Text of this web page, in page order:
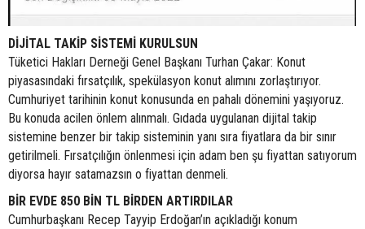
DİJİTAL TAKİP SİSTEMİ KURULSUN
Tüketici Hakları Derneği Genel Başkanı Turhan Çakar: Konut
piyasasındaki fırsatçılık, spekülasyon konut alımını zorlaştırıyor.
Cumhuriyet tarihinin konut konusunda en pahalı dönemini yaşıyoruz.
Bu konuda acilen önlem alınmalı. Gıdada uygulanan dijital takip
sistemine benzer bir takip sisteminin yanı sıra fiyatlara da bir sınır
getirilmeli. Fırsatçılığın önlenmesi için adam ben şu fiyattan satıyorum
diyorsa hayır satamazsın o fiyattan denmeli.
BİR EVDE 850 BİN TL BİRDEN ARTIRDILAR
Cumhurbaşkanı Recep Tayyip Erdoğan’ın açıkladığı konum